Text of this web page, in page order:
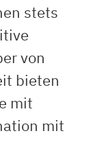
stets
von
bieten
mit
mit